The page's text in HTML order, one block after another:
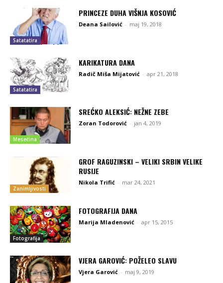
Satatatira
PRINCEZE DUHA VIŠNJA KOSOVIĆ
Deana Sailović - maj 19, 2018
Satatatira
KARIKATURA DANA
Radič Miša Mijatović - apr 21, 2018
Mesečina
SREĆKO ALEKSIĆ: NEŽNE ZEBE
Zoran Todorović - jan 4, 2019
Zanimljivosti
GROF RAGUZINSKI – VELIKI SRBIN VELIKE
RUSIJE
Nikola Trifić - mar 24, 2021
Fotografija
FOTOGRAFIJA DANA
Marija Mladenović - apr 15, 2015
VJERA GAROVIĆ: POŽELEO SLAVU
Vjera Garović - maj 9, 2019